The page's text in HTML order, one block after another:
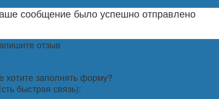
сообщение было успешно отправлено
отзыв
хотите заполнять форму?
быстрая связь):